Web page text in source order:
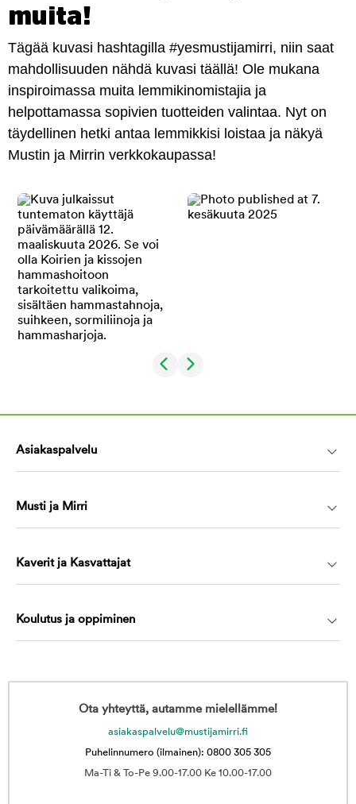
muita!
Tägää kuvasi hashtagilla #yesmustijamirri, niin saat
mahdollisuuden nähdä kuvasi täällä! Ole mukana
inspiroimassa muita lemmikinomistajia ja
helpottamassa sopivien tuotteiden valintaa. Nyt on
täydellinen hetki antaa lemmikkisi loistaa ja näkyä
Mustin ja Mirrin verkkokaupassa!
Asiakaspalvelu
Musti ja Mirri
Kaverit ja Kasvattajat
Koulutus ja oppiminen
Ota yhteyttä, autamme mielellämme!
asiakaspalvelu@mustijamirri.fi
Puhelinnumero (ilmainen): 0800 305 305
Ma-Ti & To-Pe 9.00-17.00 Ke 10.00-17.00